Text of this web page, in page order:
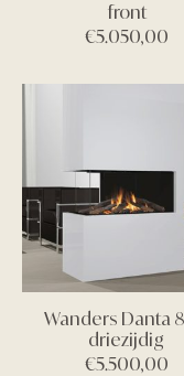
front
€5.050,00
Wanders Danta
driezijdig
€5.500,00